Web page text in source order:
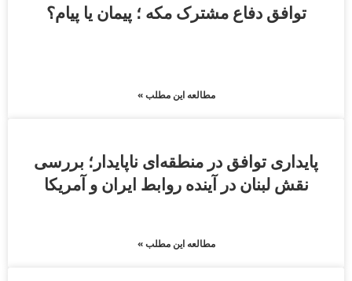
توافق دفاع مشترک مکه ؛ پیمان یا پیام؟
مطالعه این مطلب »
پایداری توافق در منطقه‌ای ناپایدار؛ بررسی
نقش لبنان در آینده روابط ایران و آمریکا
مطالعه این مطلب »